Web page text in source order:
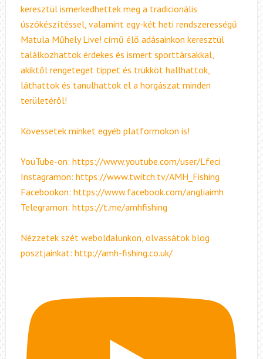
keresztül ismerkedhettek meg a tradicionális
úszókészítéssel, valamint egy-két heti rendszerességű
Matula Műhely Live! című élő adásainkon keresztül
találkozhattok érdekes és ismert sporttársakkal,
akiktől rengeteget tippet és trükköt hallhattok,
láthattok és tanulhattok el a horgászat minden
területéről!
Kövessetek minket egyéb platformokon is!
YouTube-on: https://www.youtube.com/user/Lfeci
Instagramon: https://www.twitch.tv/AMH_Fishing
Facebookon: https://www.facebook.com/angliaimh
Telegramon: https://t.me/amhfishing
Nézzetek szét weboldalunkon, olvassátok blog
posztjainkat: http://amh-fishing.co.uk/